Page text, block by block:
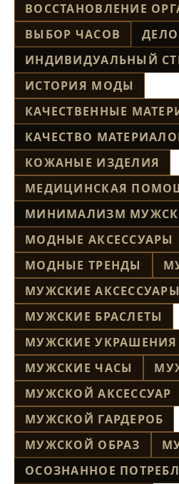
ВОССТАНОВЛЕНИЕ
ВЫБОР ЧАСОВ
ИНДИВИДУАЛЬНЫЙ
ИСТОРИЯ МОДЫ
КАЧЕСТВЕННЫЕ
КАЧЕСТВО
КОЖАНЫЕ ИЗДЕЛИЯ
МЕДИЦИНСКАЯ
МИНИМАЛИЗМ
МОДНЫЕ АКСЕССУАРЫ
МОДНЫЕ ТРЕНДЫ
МУЖСКИЕ АКСЕССУАРЫ
МУЖСКИЕ БРАСЛЕТЫ
МУЖСКИЕ УКРАШЕНИЯ
МУЖСКИЕ ЧАСЫ
МУЖСКОЙ АКСЕССУАР
МУЖСКОЙ ГАРДЕРОБ
МУЖСКОЙ ОБРАЗ
ОСОЗНАННОЕ